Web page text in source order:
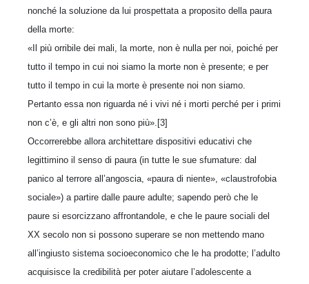
nonché la soluzione da lui prospettata a proposito della paura
della morte:
«Il più orribile dei mali, la morte, non è nulla per noi, poiché per
tutto il tempo in cui noi siamo la morte non è presente; e per
tutto il tempo in cui la morte è presente noi non siamo.
Pertanto essa non riguarda né i vivi né i morti perché per i primi
non c’è, e gli altri non sono più».[3]
Occorrerebbe allora architettare dispositivi educativi che
legittimino il senso di paura (in tutte le sue sfumature: dal
panico al terrore all’angoscia, «paura di niente», «claustrofobia
sociale») a partire dalle paure adulte; sapendo però che le
paure si esorcizzano affrontandole, e che le paure sociali del
XX secolo non si possono superare se non mettendo mano
all’ingiusto sistema socioeconomico che le ha prodotte; l’adulto
acquisisce la credibilità per poter aiutare l’adolescente a